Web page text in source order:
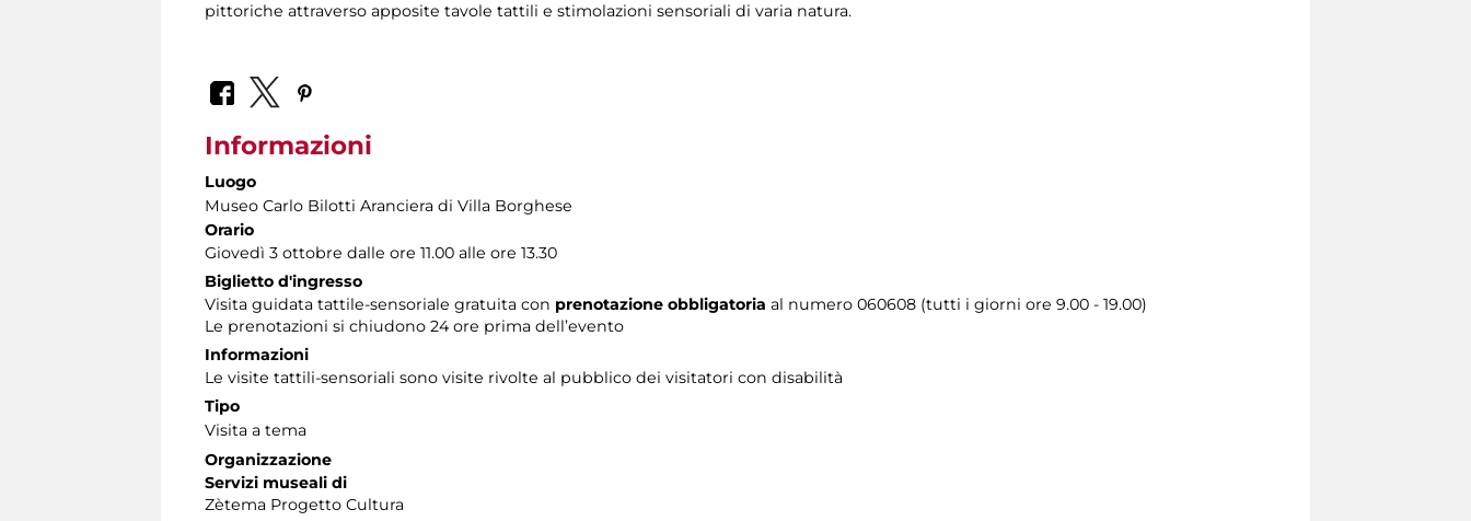
pittoriche attraverso apposite tavole tattili e stimolazioni sensoriali di varia natura.
Informazioni
Luogo
Museo Carlo Bilotti Aranciera di Villa Borghese
Orario
Giovedì 3 ottobre dalle ore 11.00 alle ore 13.30
Biglietto d'ingresso
Visita guidata tattile-sensoriale gratuita con prenotazione obbligatoria al numero 060608 (tutti i giorni ore 9.00 - 19.00)
Le prenotazioni si chiudono 24 ore prima dell’evento
Informazioni
Le visite tattili-sensoriali sono visite rivolte al pubblico dei visitatori con disabilità
Tipo
Visita a tema
Organizzazione
Servizi museali di
Zètema Progetto Cultura